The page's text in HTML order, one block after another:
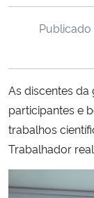
Ministério de Minas e
Ministério da Ciência,
Ministério do Meio
Ministério do Turismo
Publicado
As discentes
participantes e
trabalhos
Trabalhador